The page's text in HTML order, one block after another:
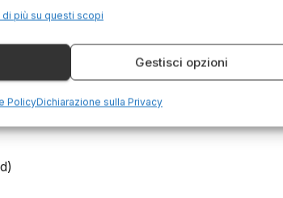
di più su questi scopi
Gestisci opzioni
PolicyDichiarazione sulla Privacy
o mondiale